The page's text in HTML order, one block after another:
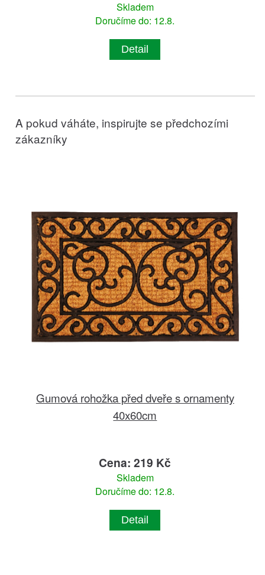
Skladem
Doručíme do: 12.8.
Detail
A pokud váháte, inspirujte se předchozími
zákazníky
Gumová rohožka před dveře s ornamenty
40x60cm
Cena: 219 Kč
Skladem
Doručíme do: 12.8.
Detail